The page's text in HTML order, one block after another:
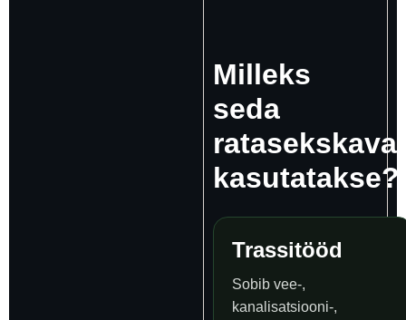
Milleks
seda
kasutatakse?
Trassitööd
Sobib vee-,
kanalisatsiooni-,